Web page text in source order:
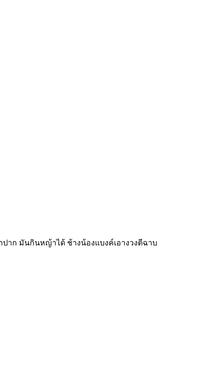
ปาก มันกินหญ้าได้ ช้างน้องแบงค์เอางวงตีฉาบ